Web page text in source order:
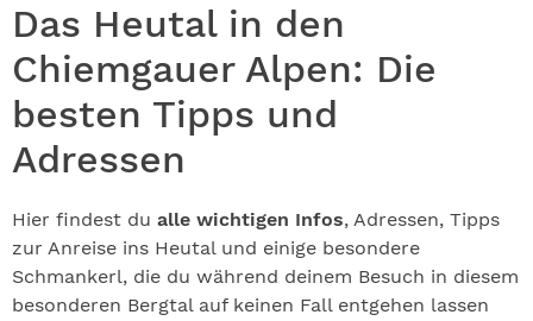
Das Heutal in den
Chiemgauer Alpen: Die
besten Tipps und
Adressen
Hier findest du alle wichtigen Infos, Adressen, Tipps
zur Anreise ins Heutal und einige besondere
Schmankerl, die du während deinem Besuch in diesem
besonderen Bergtal auf keinen Fall entgehen lassen